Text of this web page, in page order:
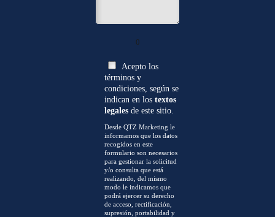
0
Acepto los
términos y
condiciones, según se
indican en lostextos
legales de este sitio.
Desde QTZ Marketing le
informamos que los datos
recogidos en este
formulario son necesarios
para gestionar la solicitud
y/o consulta que está
realizando, del mismo
modo le indicamos que
podrá ejercer su derecho
de acceso, rectificación,
supresión, portabilidad y